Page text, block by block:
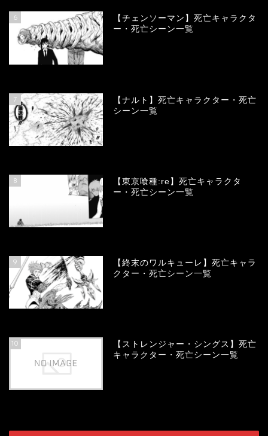
6
【チェンソーマン】死亡キャラクタ
ー・死亡シーン一覧
7
【ナルト】死亡キャラクター・死亡
シーン一覧
8
【東京喰種:re】死亡キャラクタ
ー・死亡シーン一覧
9
【終末のワルキューレ】死亡キャラ
クター・死亡シーン一覧
10
【ストレンジャー・シングス】死亡
キャラクター・死亡シーン一覧